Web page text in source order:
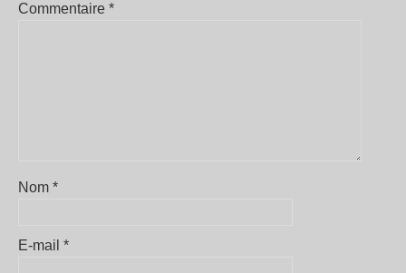
Commentaire *
Nom *
E-mail *